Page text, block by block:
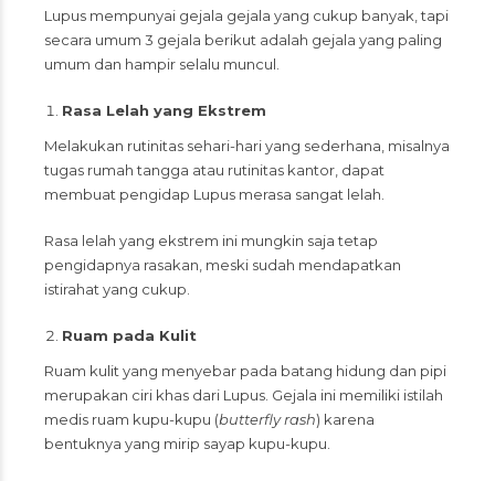
Lupus mempunyai gejala gejala yang cukup banyak, tapi
secara umum 3 gejala berikut adalah gejala yang paling
umum dan hampir selalu muncul.
Rasa Lelah yang Ekstrem
Melakukan rutinitas sehari-hari yang sederhana, misalnya
tugas rumah tangga atau rutinitas kantor, dapat
membuat pengidap Lupus merasa sangat lelah.
Rasa lelah yang ekstrem ini mungkin saja tetap
pengidapnya rasakan, meski sudah mendapatkan
istirahat yang cukup.
Ruam pada Kulit
Ruam kulit yang menyebar pada batang hidung dan pipi
merupakan ciri khas dari Lupus. Gejala ini memiliki istilah
medis ruam kupu-kupu (butterfly rash) karena
bentuknya yang mirip sayap kupu-kupu.